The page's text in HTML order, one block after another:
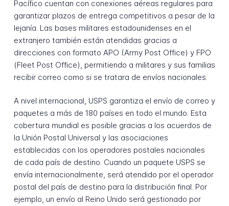
Pacífico cuentan con conexiones aéreas regulares para
garantizar plazos de entrega competitivos a pesar de la
lejanía. Las bases militares estadounidenses en el
extranjero también están atendidas gracias a
direcciones con formato APO (Army Post Office) y FPO
(Fleet Post Office), permitiendo a militares y sus familias
recibir correo como si se tratara de envíos nacionales.
A nivel internacional, USPS garantiza el envío de correo y
paquetes a más de 180 países en todo el mundo. Esta
cobertura mundial es posible gracias a los acuerdos de
la Unión Postal Universal y las asociaciones
establecidas con los operadores postales nacionales
de cada país de destino. Cuando un paquete USPS se
envía internacionalmente, será atendido por el operador
postal del país de destino para la distribución final. Por
ejemplo, un envío al Reino Unido será gestionado por